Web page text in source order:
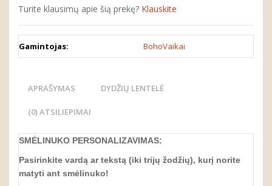
Turite klausimų apie šią prekę? Klauskite
Gamintojas: BohoVaikai
APRAŠYMAS DYDŽIŲ LENTELĖ
(0) ATSILIEPIMAI
SMĖLINUKO PERSONALIZAVIMAS:
Pasirinkite vardą ar tekstą (iki trijų žodžių), kurį norite
matyti ant smėlinuko!